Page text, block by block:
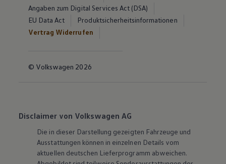
Angaben zum Digital Services Act (DSA)
EU Data Act
Produktsicherheitsinformationen
Vertrag Widerrufen
© Volkswagen 2026
Disclaimer von Volkswagen AG
Die in dieser Darstellung gezeigten Fahrzeuge und
Ausstattungen können in einzelnen Details vom
aktuellen deutschen Lieferprogramm abweichen.